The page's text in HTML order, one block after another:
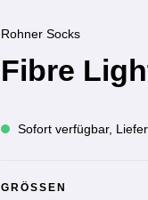
Rohner Socks
Fibre
Sofort verfügbar,
GRÖSSEN